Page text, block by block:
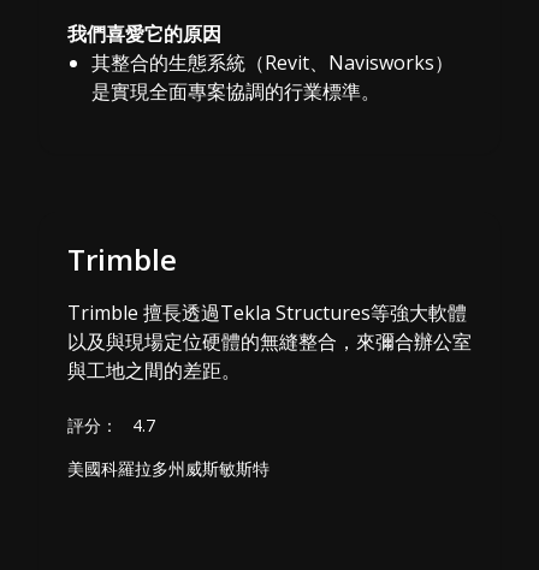
我們喜愛它的原因
其整合的生態系統（Revit、Navisworks）
是實現全面專案協調的行業標準。
Trimble
Trimble 擅長透過Tekla Structures等強大軟體
以及與現場定位硬體的無縫整合，來彌合辦公室
與工地之間的差距。
評分：
4.7
美國科羅拉多州威斯敏斯特